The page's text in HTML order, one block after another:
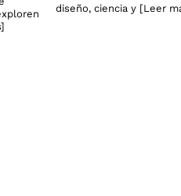
diseño, ciencia y [Leer